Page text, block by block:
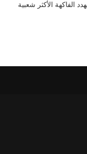
الفاكهة الأكثر شعبية